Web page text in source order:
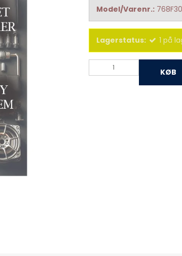
Model/Varenr.:
Lagerstatus: 1 på
KØB